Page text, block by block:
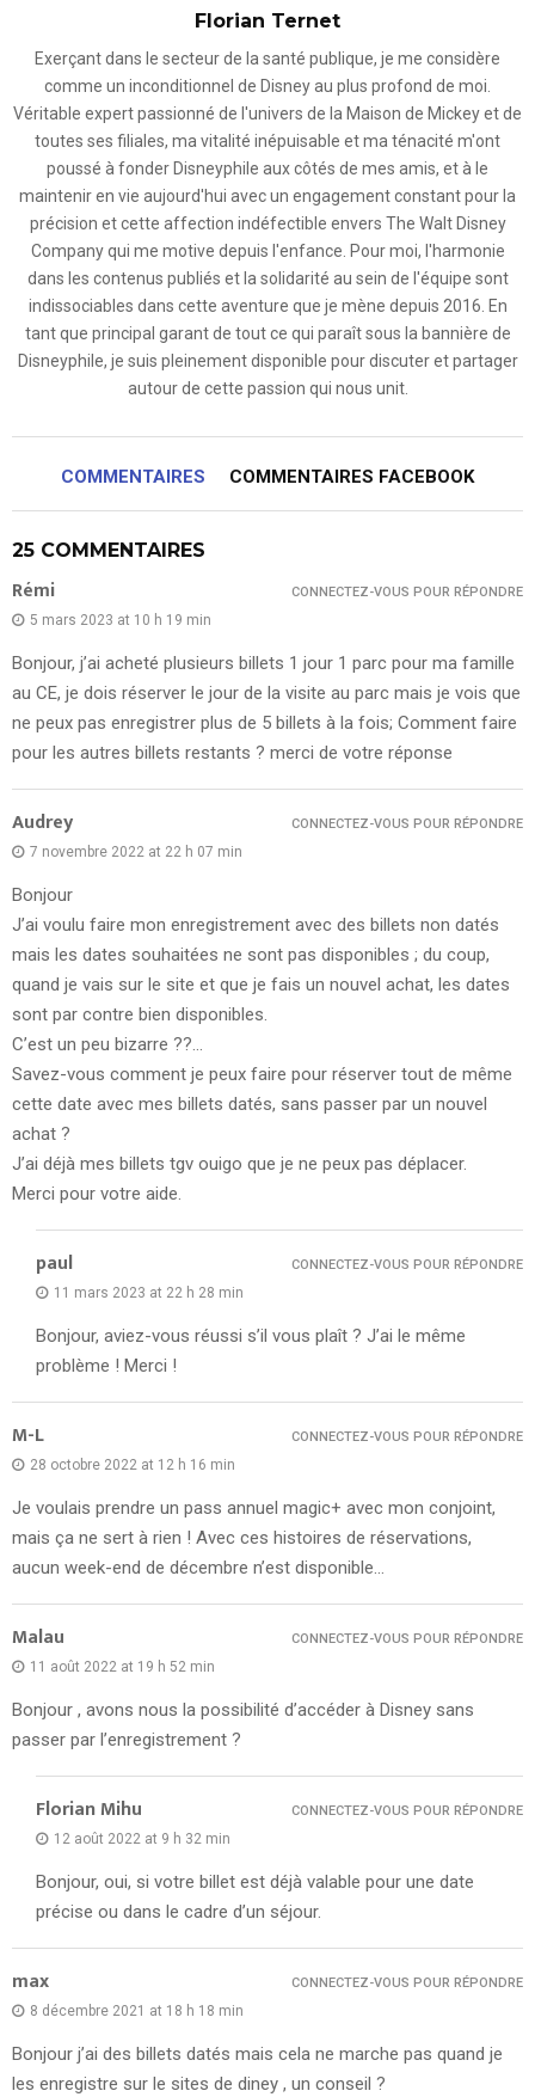
Florian Ternet
Exerçant dans le secteur de la santé publique, je me considère
comme un inconditionnel de Disney au plus profond de moi.
Véritable expert passionné de l'univers de la Maison de Mickey et de
toutes ses filiales, ma vitalité inépuisable et ma ténacité m'ont
poussé à fonder Disneyphile aux côtés de mes amis, et à le
maintenir en vie aujourd'hui avec un engagement constant pour la
précision et cette affection indéfectible envers The Walt Disney
Company qui me motive depuis l'enfance. Pour moi, l'harmonie
dans les contenus publiés et la solidarité au sein de l'équipe sont
indissociables dans cette aventure que je mène depuis 2016. En
tant que principal garant de tout ce qui paraît sous la bannière de
Disneyphile, je suis pleinement disponible pour discuter et partager
autour de cette passion qui nous unit.
COMMENTAIRES COMMENTAIRES FACEBOOK
25 COMMENTAIRES
Rémi
5 mars 2023 at 10 h 19 min
Bonjour, j’ai acheté plusieurs billets 1 jour 1 parc pour ma famille
au CE, je dois réserver le jour de la visite au parc mais je vois que
ne peux pas enregistrer plus de 5 billets à la fois; Comment faire
pour les autres billets restants ? merci de votre réponse
CONNECTEZ-VOUS POUR RÉPONDRE
Audrey
7 novembre 2022 at 22 h 07 min
Bonjour
J’ai voulu faire mon enregistrement avec des billets non datés
mais les dates souhaitées ne sont pas disponibles ; du coup,
quand je vais sur le site et que je fais un nouvel achat, les dates
sont par contre bien disponibles.
C’est un peu bizarre ??…
Savez-vous comment je peux faire pour réserver tout de même
cette date avec mes billets datés, sans passer par un nouvel
achat ?
J’ai déjà mes billets tgv ouigo que je ne peux pas déplacer.
Merci pour votre aide.
CONNECTEZ-VOUS POUR RÉPONDRE
paul
11 mars 2023 at 22 h 28 min
Bonjour, aviez-vous réussi s’il vous plaît ? J’ai le même
problème ! Merci !
CONNECTEZ-VOUS POUR RÉPONDRE
M-L
28 octobre 2022 at 12 h 16 min
Je voulais prendre un pass annuel magic+ avec mon conjoint,
mais ça ne sert à rien ! Avec ces histoires de réservations,
aucun week-end de décembre n’est disponible…
CONNECTEZ-VOUS POUR RÉPONDRE
Malau
11 août 2022 at 19 h 52 min
Bonjour , avons nous la possibilité d’accéder à Disney sans
passer par l’enregistrement ?
CONNECTEZ-VOUS POUR RÉPONDRE
Florian Mihu
12 août 2022 at 9 h 32 min
Bonjour, oui, si votre billet est déjà valable pour une date
précise ou dans le cadre d’un séjour.
CONNECTEZ-VOUS POUR RÉPONDRE
max
8 décembre 2021 at 18 h 18 min
Bonjour j’ai des billets datés mais cela ne marche pas quand je
les enregistre sur le sites de diney , un conseil ?
CONNECTEZ-VOUS POUR RÉPONDRE